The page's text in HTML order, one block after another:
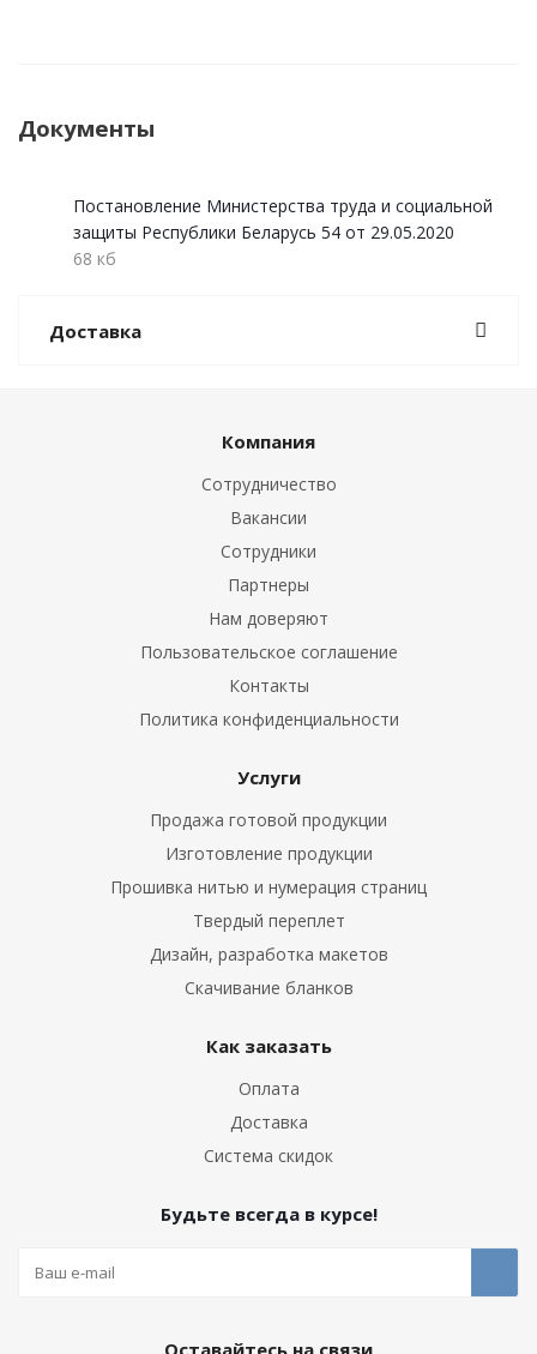
Документы
Постановление Министерства труда и социальной
защиты Республики Беларусь 54 от 29.05.2020
68 кб
Доставка
Компания
Сотрудничество
Вакансии
Сотрудники
Партнеры
Нам доверяют
Пользовательское соглашение
Контакты
Политика конфиденциальности
Услуги
Продажа готовой продукции
Изготовление продукции
Прошивка нитью и нумерация страниц
Твердый переплет
Дизайн, разработка макетов
Скачивание бланков
Как заказать
Оплата
Доставка
Система скидок
Будьте всегда в курсе!
Оставайтесь на связи